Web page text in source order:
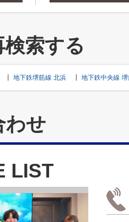
索する
地下鉄堺筋線 北浜 地下鉄中央線
わせ
LIST